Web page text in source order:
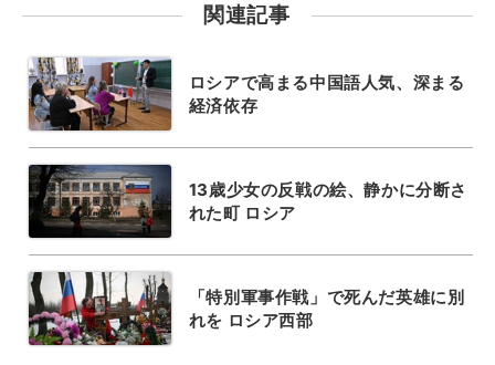
関連記事
ロシアで高まる中国語人気、深まる
経済依存
13歳少女の反戦の絵、静かに分断さ
れた町 ロシア
「特別軍事作戦」で死んだ英雄に別
れを ロシア西部